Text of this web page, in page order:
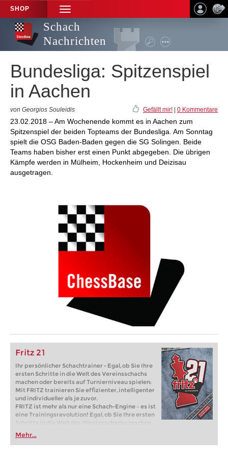
SHOP
TOGGLE
NAVIGATION
Schach
Nachrichten
Bundesliga: Spitzenspiel
in Aachen
von Georgios Souleidis Gefällt mir! 0 Kommentare
23.02.2018 – Am Wochenende kommt es in Aachen zum
Spitzenspiel der beiden Topteams der Bundesliga. Am Sonntag
spielt die OSG Baden-Baden gegen die SG Solingen. Beide
Teams haben bisher erst einen Punkt abgegeben. Die übrigen
Kämpfe werden in Mülheim, Hockenheim und Deizisau
ausgetragen.
Fritz 21
Ihr persönlicher Schachtrainer - Egal, ob Sie Ihre
ersten Schritte in die Welt des Vereinsschachs
machen oder bereits auf Turnierniveau spielen:
Mit FRITZ trainieren Sie effizienter, intelligenter
und individueller als je zuvor.
FRITZ ist mehr als nur eine Schach-Engine – es ist
eine Trainingsrevolution! Egal, ob Sie Ihre ersten
Schritte in die Welt des Vereinsschachs machen
oder bereits auf Turnierniveau spielen: Mit
FRITZ trainieren Sie effizienter, intelligenter und
individueller als je zuvor.
Mehr...